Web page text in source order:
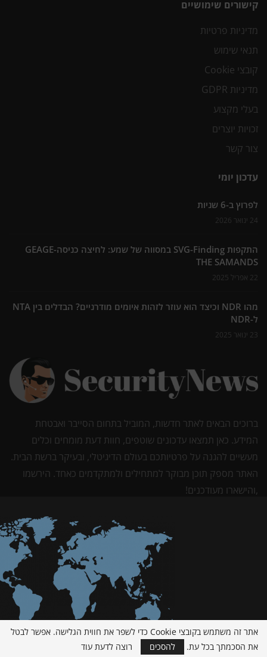
קישורים שימושיים
מדיניות פרטיות
תנאי שימוש
קובצי Cookie
מדיניות GDPR
בעלי מקצוע
זכויות יוצרים
צור קשר
עדכון יומי
לפרוץ ב-6 שניות
24 ינואר 2026
התקפות SVG-Finding במסווה של שמע: לחיצה כניסה-GEAGE
THE SAMANDS
22 אפריל 2025
מהו NDR וכיצד הוא עוזר לזהות איומים מודרניים? הבדלים בין NTA
ל-NDR
23 ינואר 2025
ברוכים הבאים לאתר חדשות, המוביל בתחום הסייבר ואבטחת
המידע. כאן תמצאו עדכונים שוטפים, חוות דעת מומחים וכלים
מעשיים להגנה על פרטיותכם בעולם הדיגיטלי, ובעיקר ברשת הבית.
האתר מספק תוכן מבוקר למתחילים ולמתקדמים כאחד. הירשמו
,והישארו מעודכנים!
אתר זה משתמש בקובצי Cookie כדי לשפר את חווית הגלישה. אפשר לבטל
את הסכמתך בכל עת.
להסכים רוצה לדעת עוד